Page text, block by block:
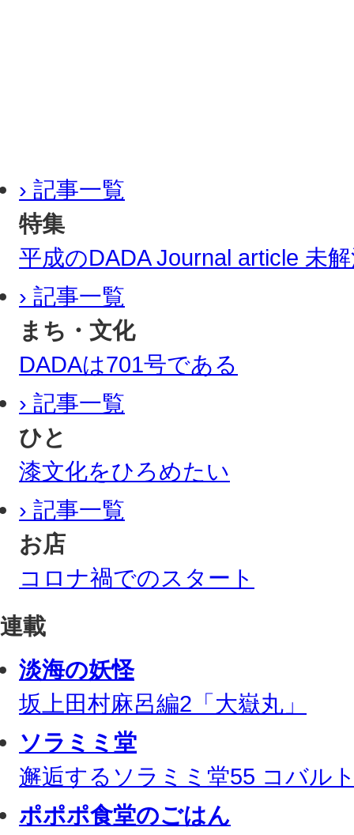
› 記事一覧
特集
平成のDADA Journal article 未
› 記事一覧
まち・文化
DADAは701号である
› 記事一覧
ひと
漆文化をひろめたい
› 記事一覧
お店
コロナ禍でのスタート
連載
淡海の妖怪
坂上田村麻呂編2「大嶽丸」
ソラミミ堂
邂逅するソラミミ堂55 コバル
ポポポ食堂のごはん